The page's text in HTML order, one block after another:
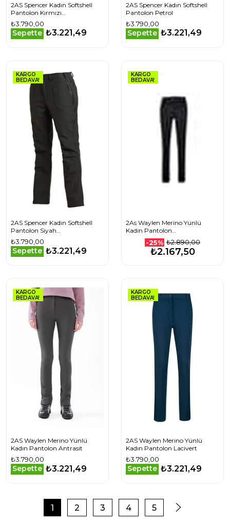
2AS Spencer Kadın Softshell
Pantolon Kırmızı
2ASSPENC0100138X
₺3.790,00
Sepette ₺3.221,49
2AS Spencer Kadın Softshell
Pantolon Petrol
₺3.790,00
Sepette ₺3.221,49
KARGO
BEDAVA!
2AS Spencer Kadın Softshell
Pantolon Siyah
2ASSPENC01001629
₺3.790,00
Sepette ₺3.221,49
KARGO
BEDAVA!
2As Waylen Merino Yünlü
Kadin Pantolon
2ASWAYWFBFW23
-25% ₺2.890,00
₺2.167,50
KARGO
BEDAVA!
2AS Waylen Merino Yünlü
Kadın Pantolon Antrasit
₺3.790,00
Sepette ₺3.221,49
KARGO
BEDAVA!
2AS Waylen Merino Yünlü
Kadın Pantolon Lacivert
₺3.790,00
Sepette ₺3.221,49
1 2 3 4 5